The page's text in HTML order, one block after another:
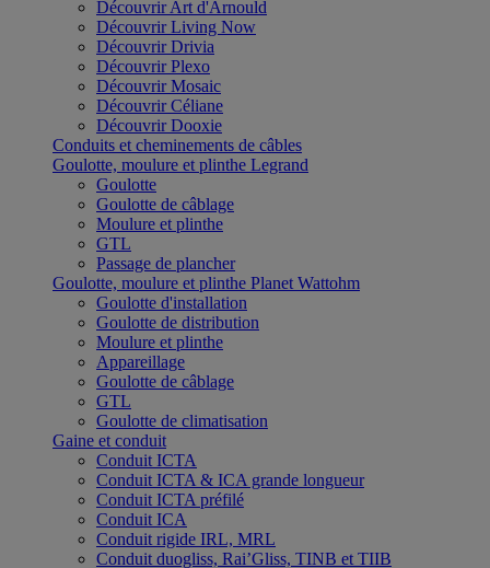
Découvrir Art d'Arnould
Découvrir Living Now
Découvrir Drivia
Découvrir Plexo
Découvrir Mosaic
Découvrir Céliane
Découvrir Dooxie
Conduits et cheminements de câbles
Goulotte, moulure et plinthe Legrand
Goulotte
Goulotte de câblage
Moulure et plinthe
GTL
Passage de plancher
Goulotte, moulure et plinthe Planet Wattohm
Goulotte d'installation
Goulotte de distribution
Moulure et plinthe
Appareillage
Goulotte de câblage
GTL
Goulotte de climatisation
Gaine et conduit
Conduit ICTA
Conduit ICTA & ICA grande longueur
Conduit ICTA préfilé
Conduit ICA
Conduit rigide IRL, MRL
Conduit duogliss, Rai’Gliss, TINB et TIIB